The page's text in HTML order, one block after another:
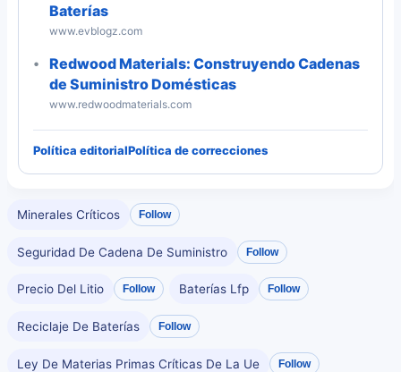
Baterías
www.evblogz.com
Redwood Materials: Construyendo Cadenas
de Suministro Domésticas
www.redwoodmaterials.com
Política editorialPolítica de correcciones
Minerales Críticos Follow
Seguridad De Cadena De Suministro Follow
Precio Del Litio Follow Baterías Lfp Follow
Reciclaje De Baterías Follow
Ley De Materias Primas Críticas De La Ue Follow